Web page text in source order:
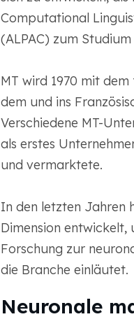
Computational
(ALPAC) zum
MT wird 1970 mit
dem und ins
Verschiedene MT-
als erstes
und vermarktete.
In den letzten Jahren
Dimension entwickelt,
Forschung zur
die Branche einläutet.
Neuronale